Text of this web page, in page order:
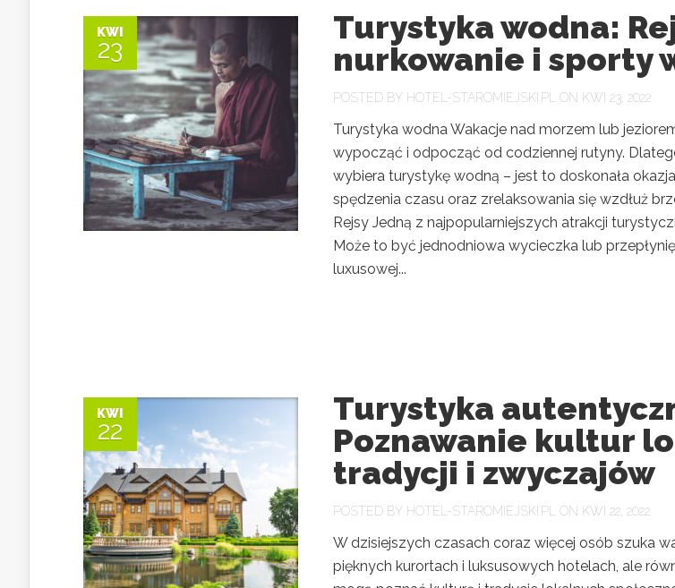
KWI
23
Turystyka wodna:
nurkowanie i sporty
POSTED BY HOTEL-STAROMIEJSKI.PL ON KWI 23, 2022
Turystyka wodna Wakacje nad morzem lub
wypocząć i odpocząć od codziennej rutyny.
wybiera turystykę wodną – jest to doskonała
spędzenia czasu oraz zrelaksowania się wzdłuż
Rejsy Jedną z najpopularniejszych atrakcji
Może to być jednodniowa wycieczka lub
luxusowej...
KWI
22
Turystyka
Poznawanie kultur
tradycji i zwyczajów
POSTED BY HOTEL-STAROMIEJSKI.PL ON KWI 22, 2022
W dzisiejszych czasach coraz więcej osób szuka
pięknych kurortach i luksusowych hotelach, ale